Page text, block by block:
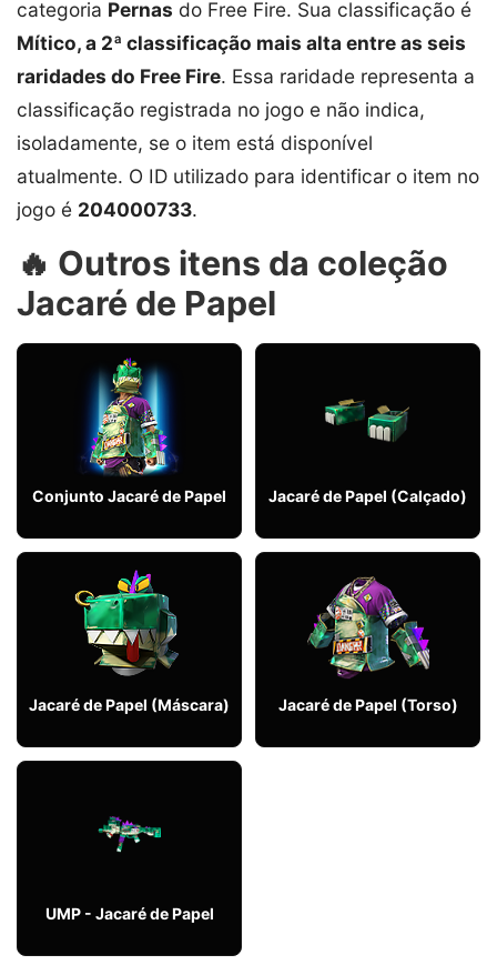
categoria Pernas do Free Fire. Sua classificação é
Mítico, a 2ª classificação mais alta entre as seis
raridades do Free Fire. Essa raridade representa a
classificação registrada no jogo e não indica,
isoladamente, se o item está disponível
atualmente. O ID utilizado para identificar o item no
jogo é 204000733.
🔥 Outros itens da coleção
Jacaré de Papel
Conjunto Jacaré de Papel Jacaré de Papel (Calçado)
Jacaré de Papel (Máscara) Jacaré de Papel (Torso)
UMP - Jacaré de Papel